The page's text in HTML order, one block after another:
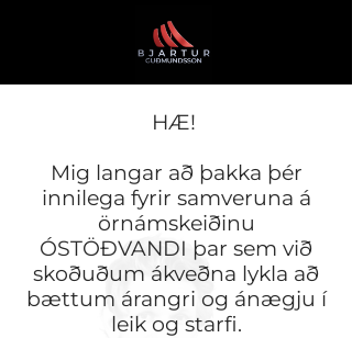
HÆ!
Mig langar að þakka þér
innilega fyrir samveruna á
örnámskeiðinu
ÓSTÖÐVANDI þar sem við
skoðuðum ákveðna lykla að
bættum árangri og ánægju í
leik og starfi.